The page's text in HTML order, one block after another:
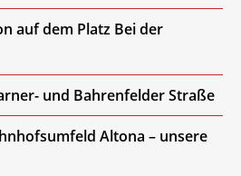
auf dem Platz Bei der
und Bahrenfelder Straße
Altona – unsere